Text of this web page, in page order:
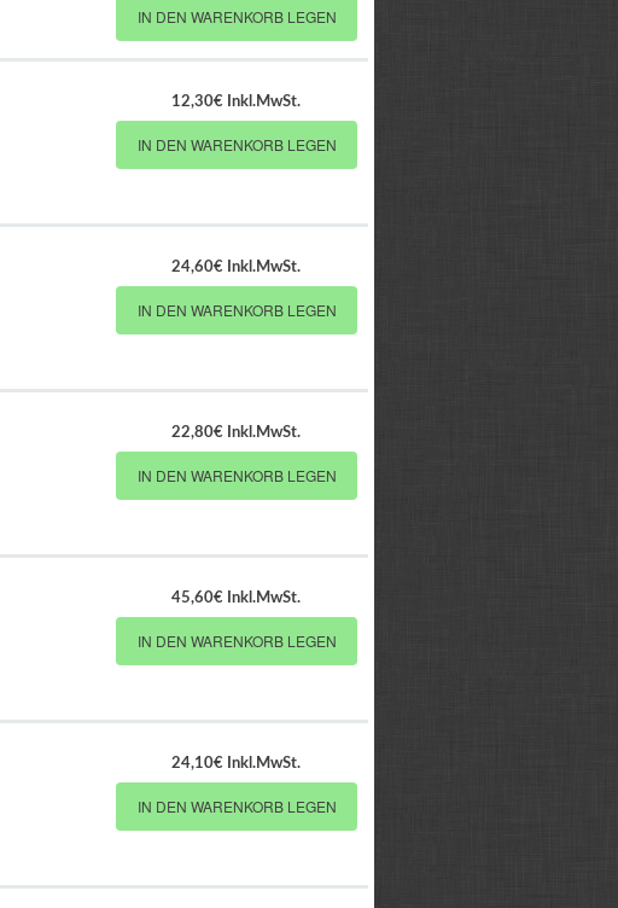
IN DEN WARENKORB LEGEN
12,30€ Inkl.MwSt.
IN DEN WARENKORB LEGEN
24,60€ Inkl.MwSt.
IN DEN WARENKORB LEGEN
22,80€ Inkl.MwSt.
IN DEN WARENKORB LEGEN
45,60€ Inkl.MwSt.
IN DEN WARENKORB LEGEN
24,10€ Inkl.MwSt.
IN DEN WARENKORB LEGEN